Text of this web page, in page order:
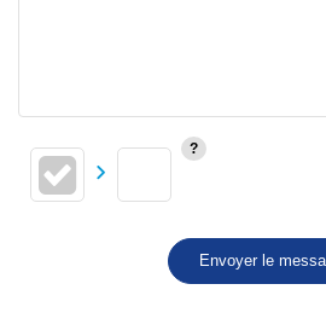
Envoyer le